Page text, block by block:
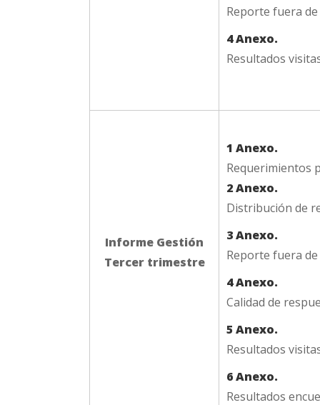
Reporte fuera
4 Anexo.
Resultados
Informe Gestión
Tercer trimestre
1 Anexo.
Requerimientos
2 Anexo.
Distribución de
3 Anexo.
Reporte fuera
4 Anexo.
Calidad de
5 Anexo.
Resultados
6 Anexo.
Resultados